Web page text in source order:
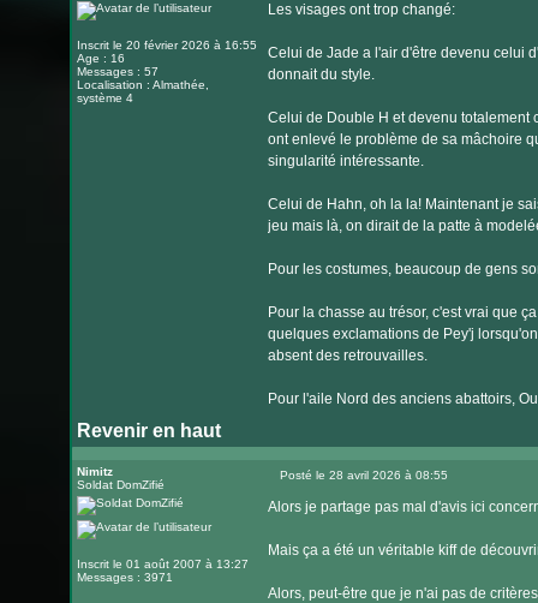
Inscrit le 20 février 2026 à 16:55
Age : 16
Messages : 57
Localisation : Almathée,
système 4
Les visages ont trop changé:
Celui de Jade a l'air d'être devenu celui
donnait du style.
Celui de Double H et devenu totalement
ont enlevé le problème de sa mâchoire
singularité intéressante.
Celui de Hahn, oh la la! Maintenant je
jeu mais là, on dirait de la patte à
Pour les costumes, beaucoup de gens
Pour la chasse au trésor, c'est vrai que
quelques exclamations de Pey'j
absent des retrouvailles.
Pour l'aile Nord des anciens abattoirs,
Revenir en haut
Nimitz
Soldat DomZifié
Inscrit le 01 août 2007 à 13:27
Messages : 3971
Posté le 28 avril 2026 à 08:55
Alors je partage pas mal d'avis ici
Mais ça a été un véritable kiff de
Alors, peut-être que je n'ai pas de